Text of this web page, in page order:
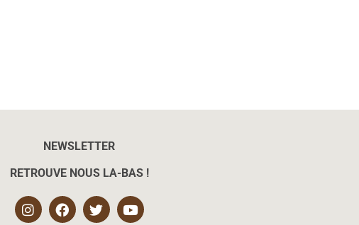
NEWSLETTER
RETROUVE NOUS LA-BAS !